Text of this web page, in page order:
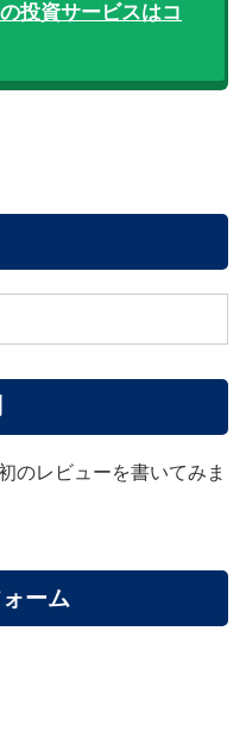
投資サービスはコ
のレビューを書いてみま
ーム